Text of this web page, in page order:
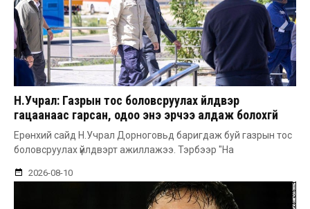
Н.Учрал: Газрын тос боловсруулах үйлдвэр
гацаанаас гарсан, одоо энэ эрчээ алдаж болохгүй
Ерөнхий сайд Н.Учрал Дорноговьд баригдаж буй газрын тос
боловсруулах үйлдвэрт ажиллажээ. Тэрбээр "На
2026-08-10